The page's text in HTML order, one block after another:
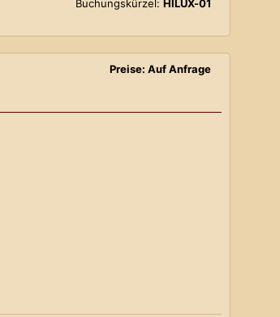
Buchungskürzel: HILUX-01
Preise: Auf Anfrage